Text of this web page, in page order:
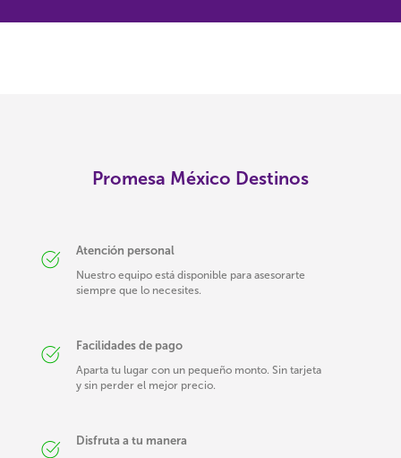
Promesa México Destinos
Atención personal
Nuestro equipo está disponible para asesorarte
siempre que lo necesites.
Facilidades de pago
Aparta tu lugar con un pequeño monto. Sin tarjeta
y sin perder el mejor precio.
Disfruta a tu manera